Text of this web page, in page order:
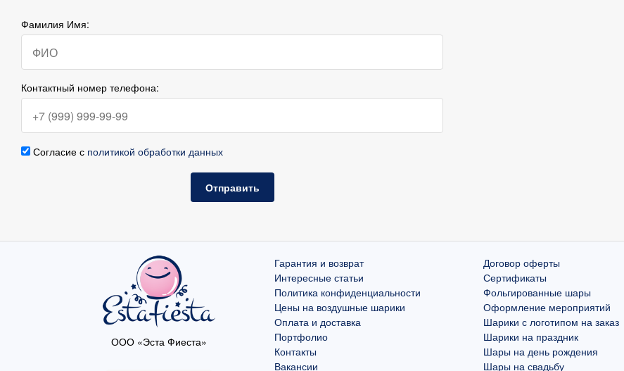
Фамилия Имя:
Контактный номер телефона:
Согласие с политикой обработки данных
Отправить
ООО «Эста Фиеста»
Гарантия и возврат
Интересные статьи
Политика конфиденциальности
Цены на воздушные шарики
Оплата и доставка
Портфолио
Контакты
Вакансии
Договор оферты
Сертификаты
Фольгированные шары
Оформление мероприятий
Шарики с логотипом на заказ
Шарики на праздник
Шары на день рождения
Шары на свадьбу